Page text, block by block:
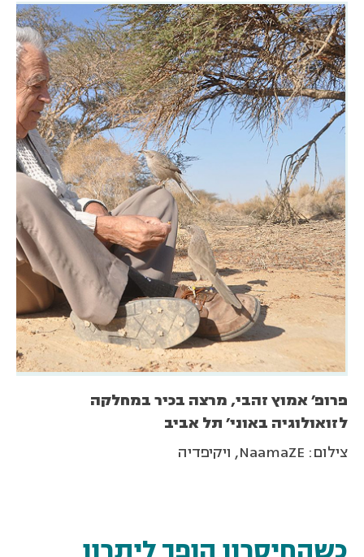
פרופ׳ אמוץ זהבי, מרצה בכיר במחלקה
לזואולוגיה באוני׳ תל אביב
צילום: NaamaZE, ויקיפדיה